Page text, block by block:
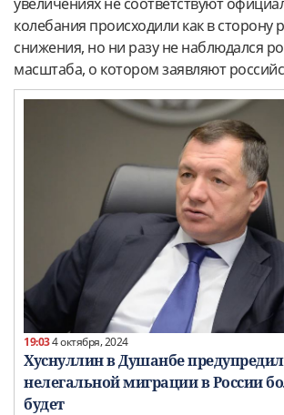
колебания происходили как в сторону
снижения, но ни разу не наблюдался
масштаба, о котором заявляют
19:034 октября, 2024
Хуснуллин в Душанбе
нелегальной миграции в России
будет